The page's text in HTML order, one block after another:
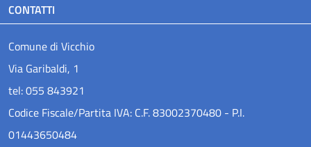
CONTATTI
Comune di Vicchio
Via Garibaldi, 1
tel: 055 843921
Codice Fiscale/Partita IVA: C.F. 83002370480 - P.I.
01443650484